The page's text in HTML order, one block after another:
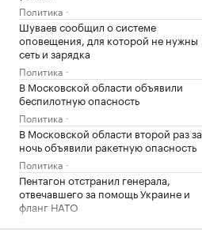
Политика
Шуваев сообщил о системе
оповещения, для которой не нужны
сеть и зарядка
Политика
В Московской области объявили
беспилотную опасность
Политика
В Московской области второй раз за
ночь объявили ракетную опасность
Политика
Пентагон отстранил генерала,
отвечавшего за помощь Украине и
фланг НАТО